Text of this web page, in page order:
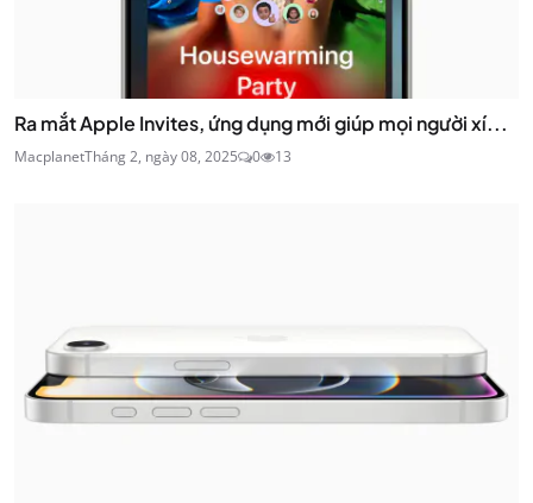
Ra mắt Apple Invites, ứng dụng mới giúp mọi người xí...
MacplanetTháng 2, ngày 08, 2025 0 13